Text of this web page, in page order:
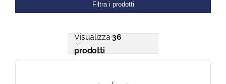
Filtra i prodotti
Visualizza36
prodotti